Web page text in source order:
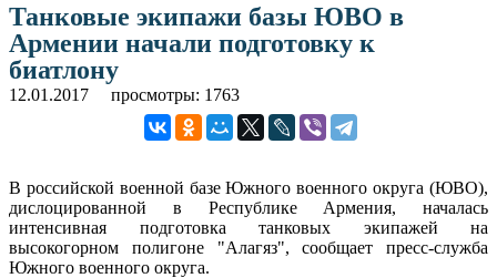
Танковые экипажи базы ЮВО в
Армении начали подготовку к
биатлону
12.01.2017 просмотры: 1763
В российской военной базе Южного военного округа (ЮВО),
дислоцированной в Республике Армения, началась
интенсивная подготовка танковых экипажей на
высокогорном полигоне "Алагяз", сообщает пресс-служба
Южного военного округа.